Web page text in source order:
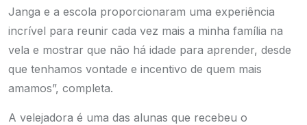
Janga e a escola proporcionaram uma experiência
incrível para reunir cada vez mais a minha família na
vela e mostrar que não há idade para aprender, desde
que tenhamos vontade e incentivo de quem mais
amamos”, completa.
A velejadora é uma das alunas que recebeu o